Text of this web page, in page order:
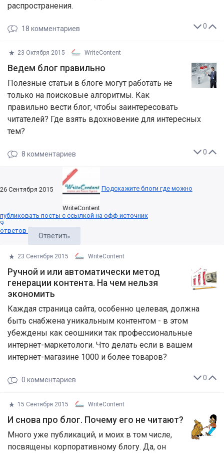
распространения.
0
18 комментариев
23 Октября 2015 WriteContent
Ведем блог правильно
Полезные статьи в блоге могут работать не
только на поисковые алгоритмы. Как
правильно вести блог, чтобы заинтересовать
читателей? Где взять вдохновение для интересных
тем?
0
8 комментариев
26 Сентября 2015
WriteContent
Подскажите блоги где можно
публиковать посты с ссылкой на офф источник
9
ответов
Ответить
23 Сентября 2015 WriteContent
Ручной и или автоматически метод
генерации контента. На чем нельзя
экономить
Каждая страница сайта, особенно целевая, должна
быть снабжена уникальным контентом - в этом
убеждены как сеошники так профессиональные
интернет-маркетологи. Что делать если в вашем
интернет-магазине 1000 и более товаров?
0
0 комментариев
15 Сентября 2015 WriteContent
И снова про блог. Почему его не читают?
Много уже публикаций, и моих в том числе,
посвящены корпоративному блогу. Да, он